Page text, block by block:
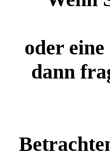
oder
dann